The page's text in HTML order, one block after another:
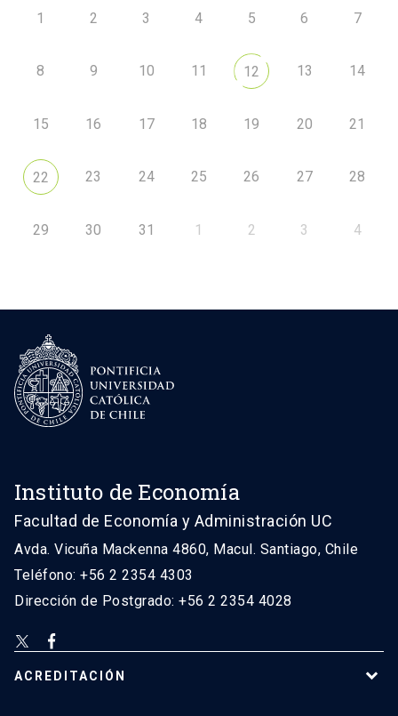
1 2 3 4 5 6 7
8 9 10 11 12 13 14
15 16 17 18 19 20 21
22 23 24 25 26 27 28
29 30 31 1 2 3 4
Instituto de Economía
Facultad de Economía y Administración UC
Avda. Vicuña Mackenna 4860, Macul. Santiago, Chile
Teléfono: +56 2 2354 4303
Dirección de Postgrado: +56 2 2354 4028
ACREDITACIÓN